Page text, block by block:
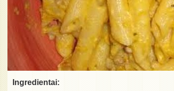
Ingredientai: